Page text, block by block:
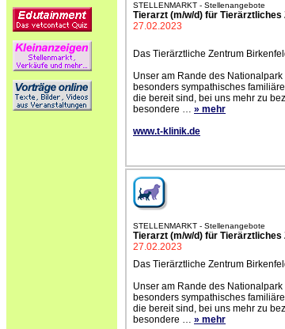
STELLENMARKT - Stellenangebote
Tierarzt (m/w/d) für
27.02.2023
Das Tierärztliche Zentrum
Unser am Rande des
besonders sympathisches
die bereit sind, bei uns mehr zu
besondere … » mehr
www.t-klinik.de
STELLENMARKT - Stellenangebote
Tierarzt (m/w/d) für
27.02.2023
Das Tierärztliche Zentrum
Unser am Rande des
besonders sympathisches
die bereit sind, bei uns mehr zu
besondere … » mehr